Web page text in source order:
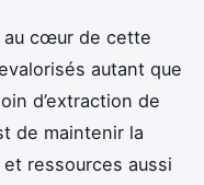
cœur de cette
autant que
d’extraction de
de maintenir la
ressources aussi